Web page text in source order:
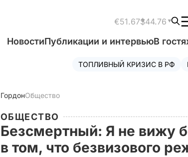
€51.67$44.76
НовостиПубликации и интервьюВ
ТОПЛИВНЫЙ КРИЗИС В РФ
ГордонОбщество
ОБЩЕСТВО
Безсмертный: Я не вижу
в том, что безвизового